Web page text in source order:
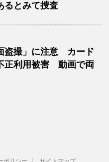
るとみて捜査
盗撮」に注意 カード
正利用被害 動画で両